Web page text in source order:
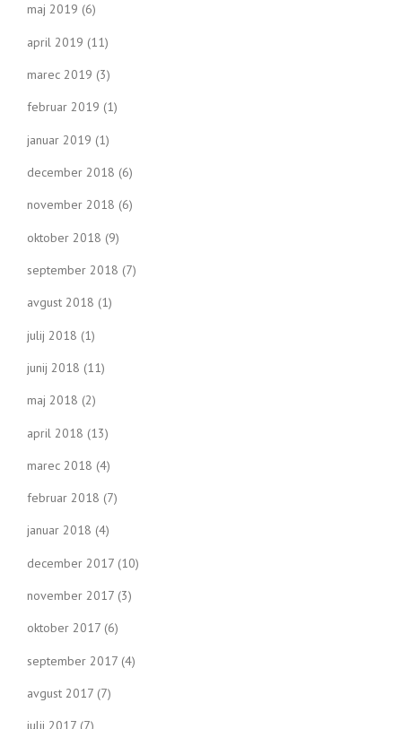
maj 2019 (6)
april 2019 (11)
marec 2019 (3)
februar 2019 (1)
januar 2019 (1)
december 2018 (6)
november 2018 (6)
oktober 2018 (9)
september 2018 (7)
avgust 2018 (1)
julij 2018 (1)
junij 2018 (11)
maj 2018 (2)
april 2018 (13)
marec 2018 (4)
februar 2018 (7)
januar 2018 (4)
december 2017 (10)
november 2017 (3)
oktober 2017 (6)
september 2017 (4)
avgust 2017 (7)
julij 2017 (7)